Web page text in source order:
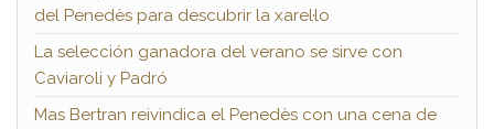
del Penedès para descubrir la xarel·lo
La selección ganadora del verano se sirve con
Caviaroli y Padró
Mas Bertran reivindica el Penedès con una cena de